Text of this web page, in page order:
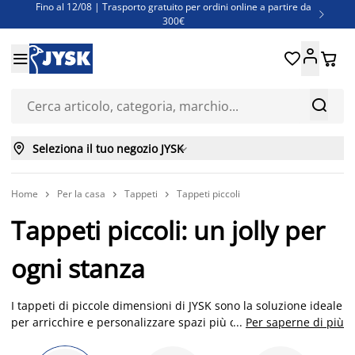
Fino al 12/08 | Trasporto gratuito per ordini online a partire da
300€

Super offerte d'estate | Oltre 1.500 articoli fino al 70%
Finanziamenti - Scegli il piano di rimborso più adatto a te


 
 Seleziona il tuo negozio JYSK
Home  Per la casa  Tappeti  Tappeti piccoli
Tappeti piccoli: un jolly per
ogni stanza
I tappeti di piccole dimensioni di JYSK sono la soluzione ideale
per arricchire e personalizzare spazi più contenuti. Perfetti
... Per saperne di più